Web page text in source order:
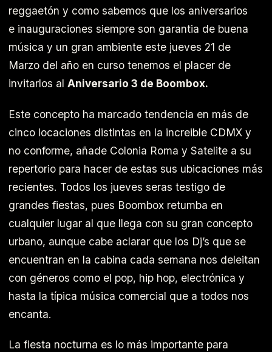
reggaetón y como sabemos que los aniversarios
e inauguraciones siempre son garantia de buena
música y un gran ambiente este jueves 21 de
Marzo del año en curso tenemos el placer de
invitarlos al Aniversario 3 de Boombox.
Este concepto ha marcado tendencia en más de
cinco locaciones distintas en la increible CDMX y
no conforme, añade Colonia Roma y Satelite a su
repertorio para hacer de estas sus ubicaciones más
recientes. Todos los jueves seras testigo de
grandes fiestas, pues Boombox retumba en
cualquier lugar al que llega con su gran concepto
urbano, aunque cabe aclarar que los Dj’s que se
encuentran en la cabina cada semana nos deleitan
con géneros como el pop, hip hop, electrónica y
hasta la típica música comercial que a todos nos
encanta.
La fiesta nocturna es lo más importante para